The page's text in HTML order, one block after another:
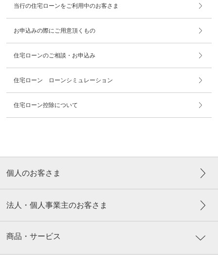
当行の住宅ローンをご利用中のお客さま
お申込みの際にご用意頂くもの
住宅ローンのご相談・お申込み
住宅ローン ローンシミュレーション
住宅ローン控除について
個人のお客さま
法人・個人事業主のお客さま
商品・サービス